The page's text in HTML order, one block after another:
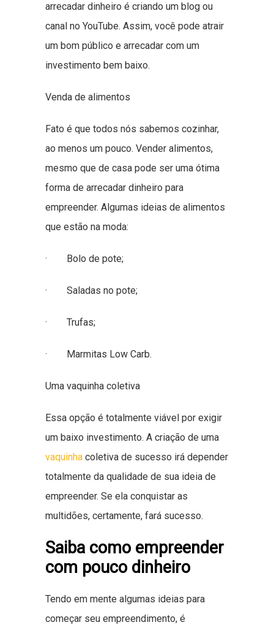
arrecadar dinheiro é criando um blog ou
canal no YouTube. Assim, você pode atrair
um bom público e arrecadar com um
investimento bem baixo.
Venda de alimentos
Fato é que todos nós sabemos cozinhar,
ao menos um pouco. Vender alimentos,
mesmo que de casa pode ser uma ótima
forma de arrecadar dinheiro para
empreender. Algumas ideias de alimentos
que estão na moda:
· Bolo de pote;
· Saladas no pote;
· Trufas;
· Marmitas Low Carb.
Uma vaquinha coletiva
Essa opção é totalmente viável por exigir
um baixo investimento. A criação de uma
vaquinha coletiva de sucesso irá depender
totalmente da qualidade de sua ideia de
empreender. Se ela conquistar as
multidões, certamente, fará sucesso.
Saiba como empreender
com pouco dinheiro
Tendo em mente algumas ideias para
começar seu empreendimento, é